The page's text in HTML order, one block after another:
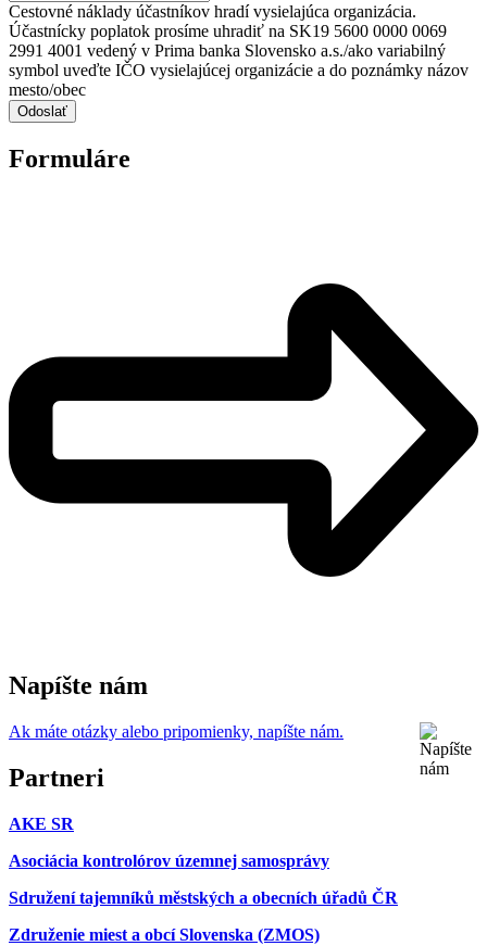
Cestovné náklady účastníkov hradí vysielajúca organizácia.
Účastnícky poplatok prosíme uhradiť na SK19 5600 0000 0069
2991 4001 vedený v Prima banka Slovensko a.s./ako variabilný
symbol uveďte IČO vysielajúcej organizácie a do poznámky názov
mesto/obec
Odoslať
Formuláre
Napíšte nám
Ak máte otázky alebo pripomienky, napíšte nám.
Partneri
AKE SR
Asociácia kontrolórov územnej samosprávy
Sdružení tajemníků městských a obecních úřadů ČR
Združenie miest a obcí Slovenska (ZMOS)